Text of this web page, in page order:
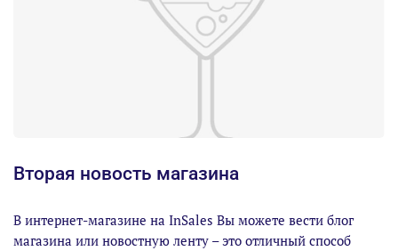
Вторая новость магазина
В интернет-магазине на InSales Вы можете вести блог
магазина или новостную ленту – это отличный способ